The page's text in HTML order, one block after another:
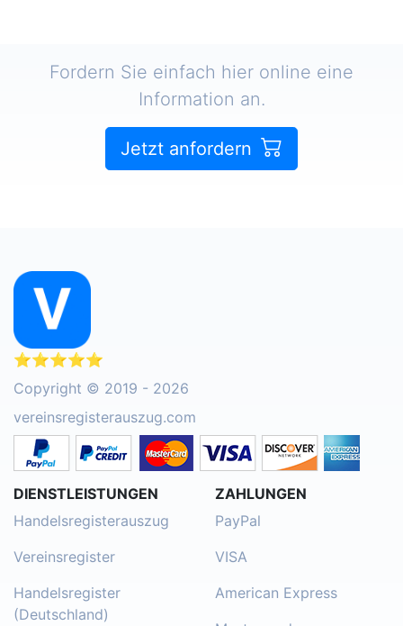
Fordern Sie einfach hier online eine
Information an.
Jetzt anfordern
⭐⭐⭐⭐⭐
Copyright © 2019 - 2026
vereinsregisterauszug.com
DIENSTLEISTUNGEN
Handelsregisterauszug
Vereinsregister
Handelsregister
(Deutschland)
ZAHLUNGEN
PayPal
VISA
American Express